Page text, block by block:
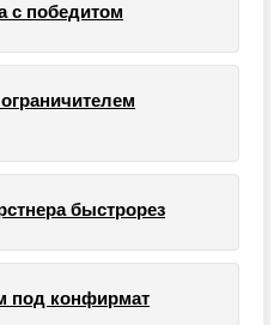
с победитом
быстрорез
под конфирмат